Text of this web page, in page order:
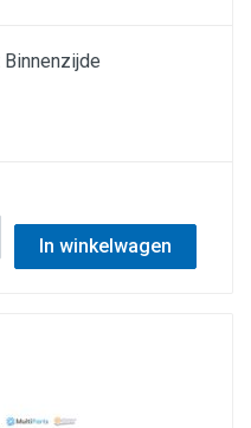
In winkelwagen